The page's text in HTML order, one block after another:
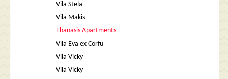
Vila Stela
Vila Makis
Thanasis Apartments
Vila Eva ex Corfu
Vila Vicky
Vila Vicky